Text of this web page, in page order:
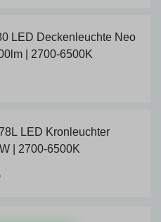
LED Deckenleuchte Neo
| 2700-6500K
LED Kronleuchter
| 2700-6500K